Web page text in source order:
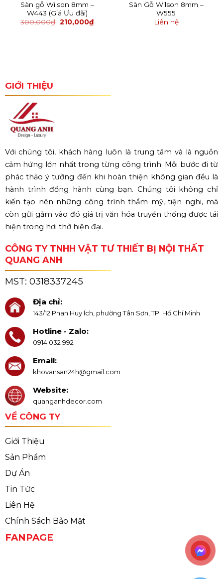
Sàn gỗ Wilson 8mm –
W443 (Giá Ưu đãi)
300,000₫ 210,000₫
Sàn Gỗ Wilson 8mm –
W555
Liên hệ
GIỚI THIỆU
Với chúng tôi, khách hàng luôn là trung tâm và là nguồn
cảm hứng lớn nhất trong từng công trình. Mỗi bước đi từ
phác thảo ý tưởng đến khi hoàn thiện không gian đều là
hành trình đồng hành cùng bạn. Chúng tôi không chỉ
kiến tạo nên những công trình thẩm mỹ, tiện nghi, mà
còn gửi gắm vào đó giá trị văn hóa truyền thống được tái
hiện trong hơi thở hiện đại.
CÔNG TY TNHH VẬT TƯ THIẾT BỊ NỘI THẤT
QUANG ANH
MST: 0318337245
Địa chỉ:
143/12 Phan Huy Ích, phường Tân Sơn, TP. Hồ Chí Minh
Hotline - Zalo:
0914 032 992
Email:
khovansan24h@gmail.com
Website:
quanganhdecor.com
VỀ CÔNG TY
Giới Thiệu
Sản Phẩm
Dự Án
Tin Tức
Liên Hệ
Chính Sách Bảo Mật
FANPAGE